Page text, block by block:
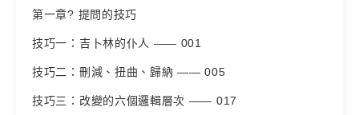
第一章? 提問的技巧
技巧一：吉卜林的仆人 —— 001
技巧二：刪減、扭曲、歸納 —— 005
技巧三：改變的六個邏輯層次 —— 017